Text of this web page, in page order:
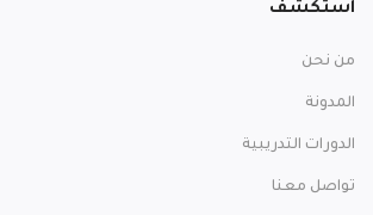
استكشف
من نحن
المدونة
الدورات التدريبية
تواصل معنا